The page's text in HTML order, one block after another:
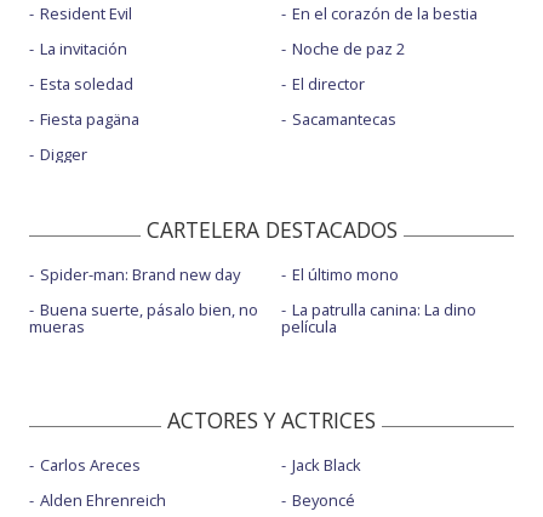
Resident Evil
La invitación
Esta soledad
Fiesta pagäna
Digger
En el corazón de la bestia
Noche de paz 2
El director
Sacamantecas
CARTELERA DESTACADOS
Spider-man: Brand new day
Buena suerte, pásalo bien, no
mueras
El último mono
La patrulla canina: La dino
película
ACTORES Y ACTRICES
Carlos Areces
Alden Ehrenreich
Jack Black
Beyoncé